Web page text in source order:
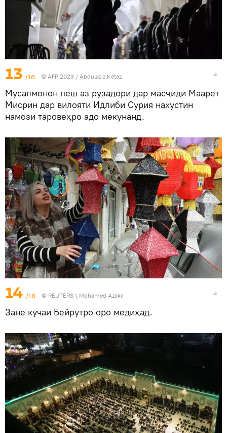
13 /18 © AFP 2023 / Abdulaziz Ketaz
Мусалмонон пеш аз рӯзадорӣ дар масҷиди Маарет
Мисрин дар вилояти Идлиби Сурия нахустин
намози таровеҳро адо мекунанд.
14 /18 © REUTERS \ Mohamed Azakir
Зане кӯчаи Бейрутро оро медиҳад.